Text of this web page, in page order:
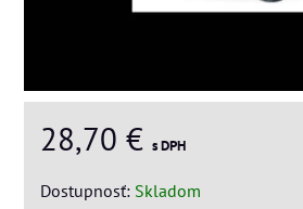
28,70 € s DPH
Dostupnosť: Skladom